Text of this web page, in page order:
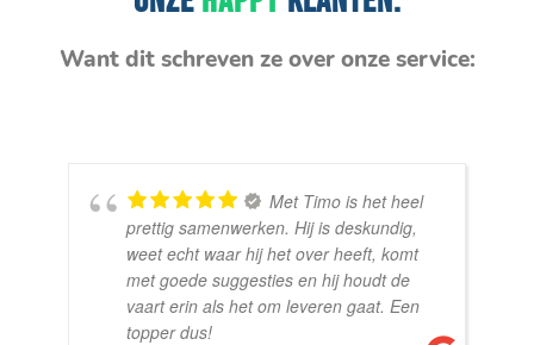
Want dit schreven ze over onze service:
Met Timo is het heel
prettig samenwerken. Hij is deskundig,
weet echt waar hij het over heeft, komt
met goede suggesties en hij houdt de
vaart erin als het om leveren gaat. Een
topper dus!